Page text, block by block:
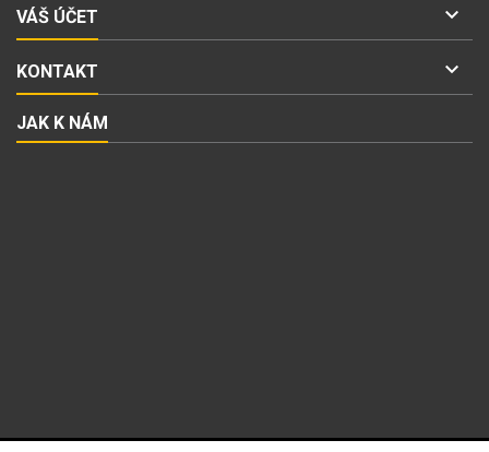
VÁŠ ÚČET 
KONTAKT 
JAK K NÁM